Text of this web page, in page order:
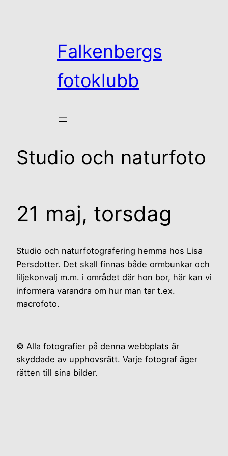
Falkenbergs
fotoklubb
Studio och naturfoto
21 maj, torsdag
Studio och naturfotografering hemma hos Lisa
Persdotter. Det skall finnas både ormbunkar och
liljekonvalj m.m. i området där hon bor, här kan vi
informera varandra om hur man tar t.ex.
macrofoto.
© Alla fotografier på denna webbplats är
skyddade av upphovsrätt. Varje fotograf äger
rätten till sina bilder.